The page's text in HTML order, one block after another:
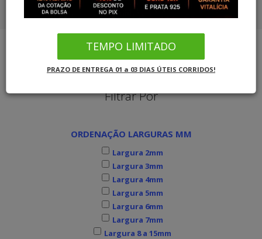
CORDÕES OURO 18KCOMBO ALIANÇAS OURO SOLITÁRIO
COMBO ALIANÇAS PRATA SOLITÁRIO
Filtrar Por
ORDENAÇÃO LARGURAS MM
Largura 2mm
Largura 3mm
Largura 4mm
Largura 5mm
Largura 6mm
Largura 7mm
Largura 8 a 15mm
TEMPO LIMITADO
PRAZO DE ENTREGA 01 a 03 DIAS ÚTEIS CORRIDOS!